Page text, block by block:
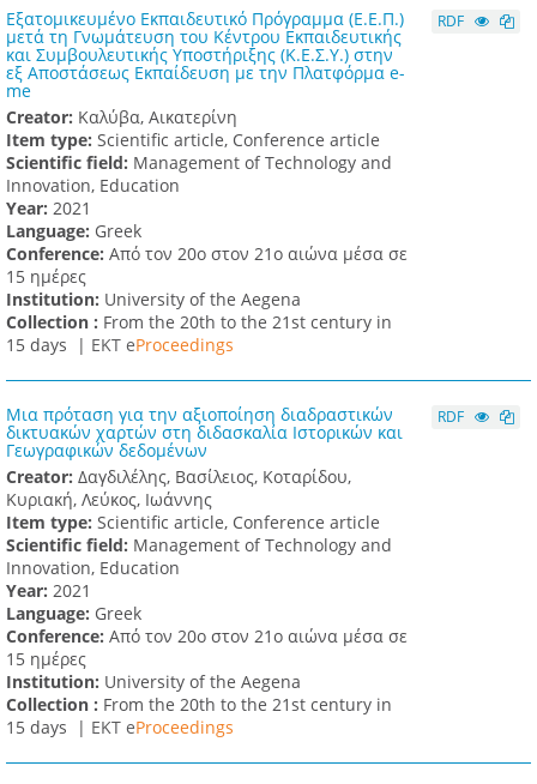
Εξατομικευμένο Εκπαιδευτικό Πρόγραμμα (Ε.Ε.Π.)
μετά τη Γνωμάτευση του Κέντρου Εκπαιδευτικής
και Συμβουλευτικής Υποστήριξης (Κ.Ε.Σ.Υ.) στην
εξ Αποστάσεως Εκπαίδευση με την Πλατφόρμα e-
me
Creator: Καλύβα, Αικατερίνη
Item type: Scientific article, Conference article
Scientific field: Management of Technology and
Innovation, Education
Υear: 2021
Language: Greek
Conference: Από τον 20ο στον 21ο αιώνα μέσα σε
15 ημέρες
Institution: University of the Aegena
Collection : From the 20th to the 21st century in
15 days | ΕΚΤ eProceedings
RDF
Μια πρόταση για την αξιοποίηση διαδραστικών
δικτυακών χαρτών στη διδασκαλία Ιστορικών και
Γεωγραφικών δεδομένων
Creator: Δαγδιλέλης, Βασίλειος, Κοταρίδου,
Κυριακή, Λεύκος, Ιωάννης
Item type: Scientific article, Conference article
Scientific field: Management of Technology and
Innovation, Education
Υear: 2021
Language: Greek
Conference: Από τον 20ο στον 21ο αιώνα μέσα σε
15 ημέρες
Institution: University of the Aegena
Collection : From the 20th to the 21st century in
15 days | ΕΚΤ eProceedings
RDF